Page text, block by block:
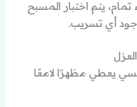
يتم اختبار المسبح
أي تسريب.
يعطي مظهرًا لامعًا